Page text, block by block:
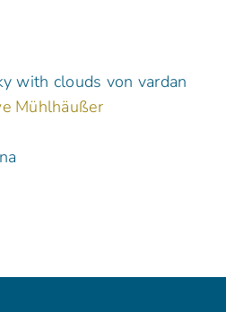
with clouds von vardan
Mühlhäußer